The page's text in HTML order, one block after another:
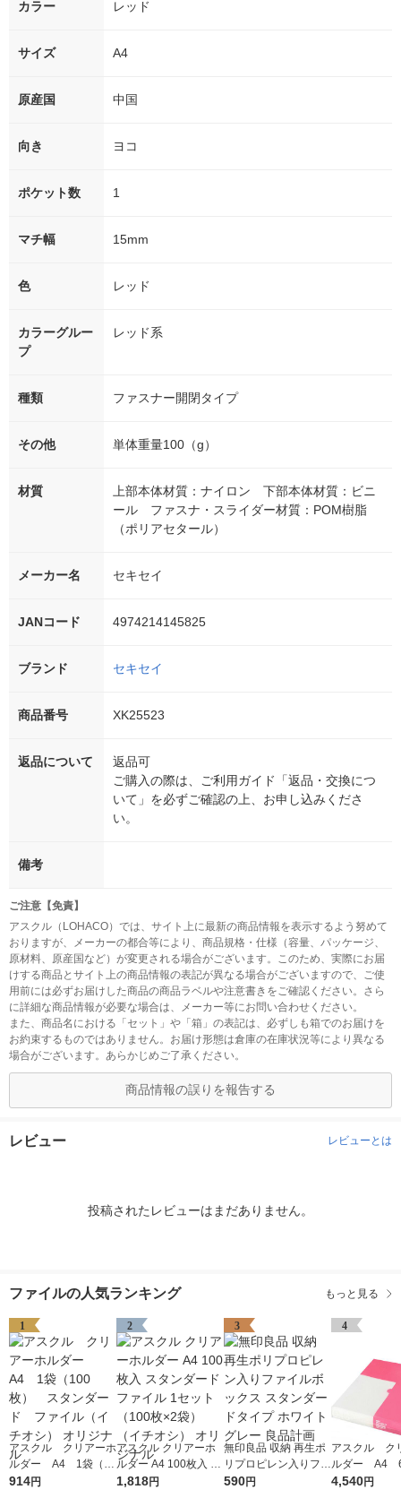
カラー レッド
サイズ A4
原産国 中国
向き ヨコ
ポケット数 1
マチ幅 15mm
色 レッド
カラーグルー
プ
レッド系
種類 ファスナー開閉タイプ
その他 単体重量100（g）
材質
上部本体材質：ナイロン 下部本体材質：ビニ
ール ファスナ・スライダー材質：POM樹脂
（ポリアセタール）
メーカー名 セキセイ
JANコード 4974214145825
ブランド セキセイ
商品番号 XK25523
返品について
返品可
ご購入の際は、ご利用ガイド「返品・交換につ
いて」を必ずご確認の上、お申し込みくださ
い。
備考
ご注意【免責】
アスクル（LOHACO）では、サイト上に最新の商品情報を表示するよう努めて
おりますが、メーカーの都合等により、商品規格・仕様（容量、パッケージ、
原材料、原産国など）が変更される場合がございます。このため、実際にお届
けする商品とサイト上の商品情報の表記が異なる場合がございますので、ご使
用前には必ずお届けした商品の商品ラベルや注意書きをご確認ください。さら
に詳細な商品情報が必要な場合は、メーカー等にお問い合わせください。
また、商品名における「セット」や「箱」の表記は、必ずしも箱でのお届けを
お約束するものではありません。お届け形態は倉庫の在庫状況等により異なる
場合がございます。あらかじめご了承ください。
商品情報の誤りを報告する
レビュー レビューとは
投稿されたレビューはまだありません。
ファイルの人気ランキング もっと見る
1
アスクル クリアーホ
ルダー A4 1袋（10
0枚） スタンダー
914円
2
アスクル クリアーホ
ルダー A4 100枚入 ス
タンダード ファイル
1,818円
3
無印良品 収納 再生ポ
リプロピレン入りファ
イルボックス スタン
590円
4
アスクル ク
ルダー A4
エコノミー
4,540円